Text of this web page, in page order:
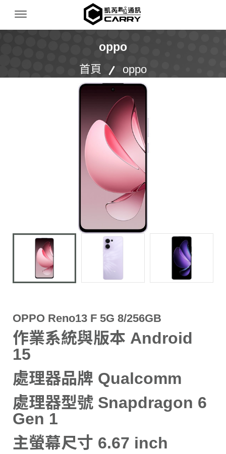
凱芮數位通訊｜iPhone 收購｜二手機買賣
oppo
首頁 oppo
OPPO Reno13 F 5G 8/256GB
作業系統與版本 Android
15
處理器品牌 Qualcomm
處理器型號 Snapdragon 6
Gen 1
主螢幕尺寸 6.67 inch